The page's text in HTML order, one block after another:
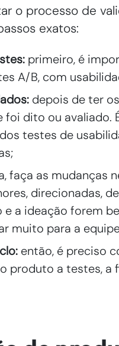
o processo de
exatos:
primeiro, é
A/B, com
depois de ter
foi dito ou avaliado.
testes de
faça as mudanças
direcionadas,
e a ideação forem
muito para a
então, é preciso
produto a testes, a